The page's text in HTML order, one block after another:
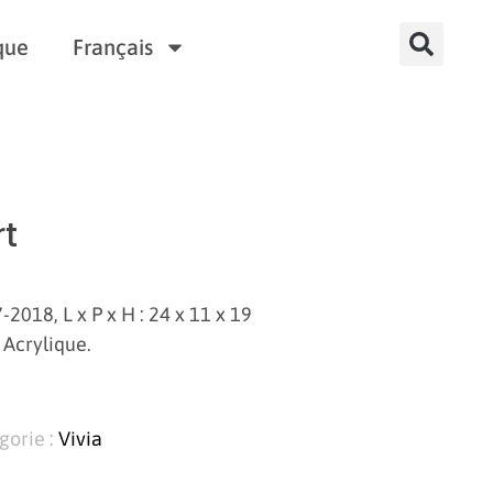
Français
L x P x H : 24 x 11 x 19
: Vivia